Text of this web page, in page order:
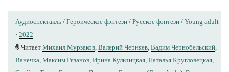
Аудиоспектакль / Героическое фэнтези / Русское фэнтези / Young adult
· 2022
Читает Михаил Мурзаков Валерий Черняев Вадим Чернобельский
Ванечка Максим Рязанов Ирина Кульчицкая Наталья Кругловецкая